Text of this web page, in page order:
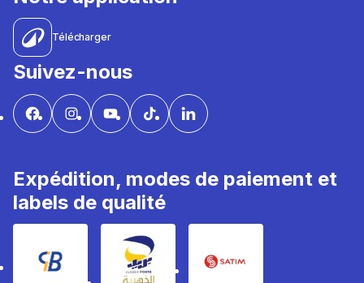
Télécharger
Suivez-nous
Expédition, modes de paiement et
labels de qualité